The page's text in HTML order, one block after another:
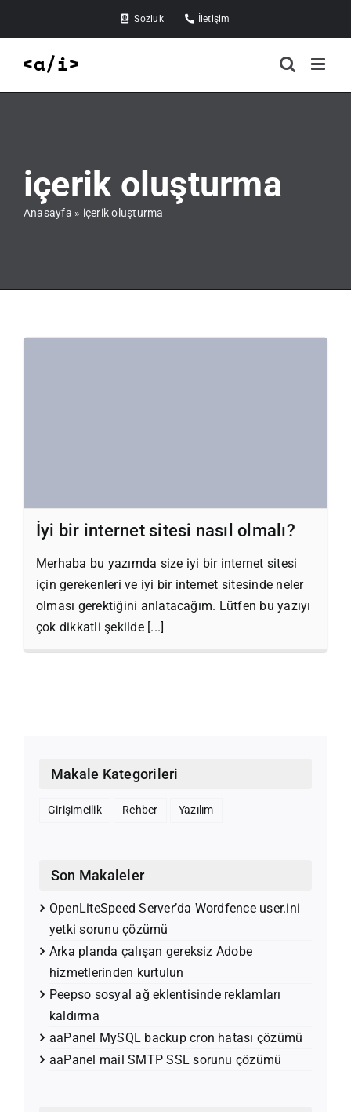
Sozluk İletişim
içerik oluşturma
Anasayfa » içerik oluşturma
İyi bir internet sitesi nasıl olmalı?
Merhaba bu yazımda size iyi bir internet sitesi
için gerekenleri ve iyi bir internet sitesinde neler
olması gerektiğini anlatacağım. Lütfen bu yazıyı
çok dikkatli şekilde [...]
Makale Kategorileri
Girişimcilik Rehber Yazılım
Son Makaleler
OpenLiteSpeed Server’da Wordfence user.ini
yetki sorunu çözümü
Arka planda çalışan gereksiz Adobe
hizmetlerinden kurtulun
Peepso sosyal ağ eklentisinde reklamları
kaldırma
aaPanel MySQL backup cron hatası çözümü
aaPanel mail SMTP SSL sorunu çözümü